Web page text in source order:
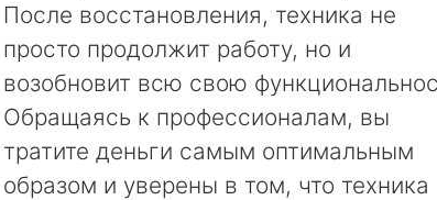
После восстановления, техника не
просто продолжит работу, но и
возобновит всю свою
Обращаясь к профессионалам, вы
тратите деньги самым оптимальным
образом и уверены в том, что техника